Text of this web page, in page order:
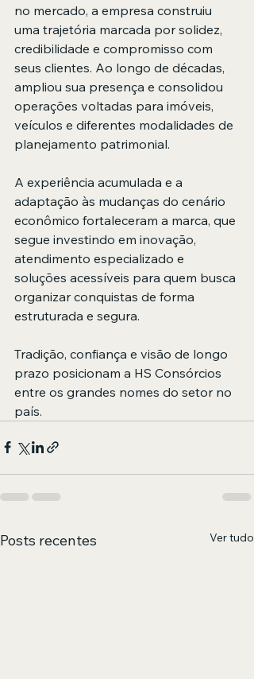
no mercado, a empresa construiu
uma trajetória marcada por solidez,
credibilidade e compromisso com
seus clientes. Ao longo de décadas,
ampliou sua presença e consolidou
operações voltadas para imóveis,
veículos e diferentes modalidades de
planejamento patrimonial.
A experiência acumulada e a
adaptação às mudanças do cenário
econômico fortaleceram a marca, que
segue investindo em inovação,
atendimento especializado e
soluções acessíveis para quem busca
organizar conquistas de forma
estruturada e segura.
Tradição, confiança e visão de longo
prazo posicionam a HS Consórcios
entre os grandes nomes do setor no
país.
Posts recentes Ver tudo